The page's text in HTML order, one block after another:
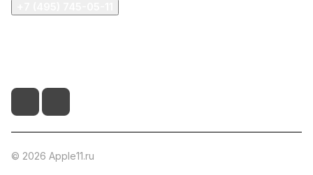
© 2026 Apple11.ru